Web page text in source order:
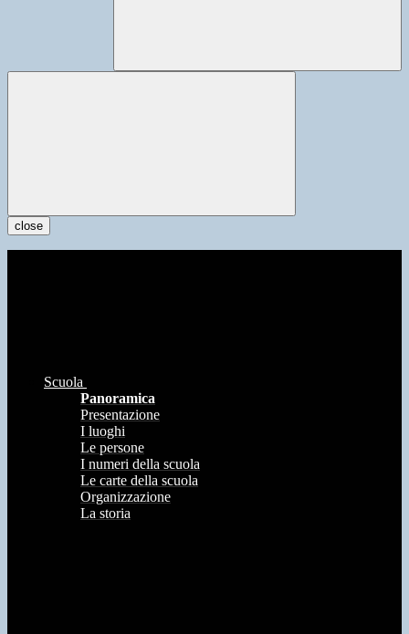
close
Scuola
Panoramica
Presentazione
I luoghi
Le persone
I numeri della scuola
Le carte della scuola
Organizzazione
La storia